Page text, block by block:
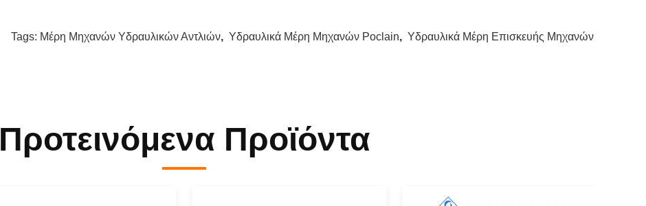
Tags: Μέρη Μηχανών Υδραυλικών Αντλιών, Υδραυλικά Μέρη Μηχανών Poclain, Υδραυλικά Μέρη Επισκευής Μηχανών
Προτεινόμενα Προϊόντα